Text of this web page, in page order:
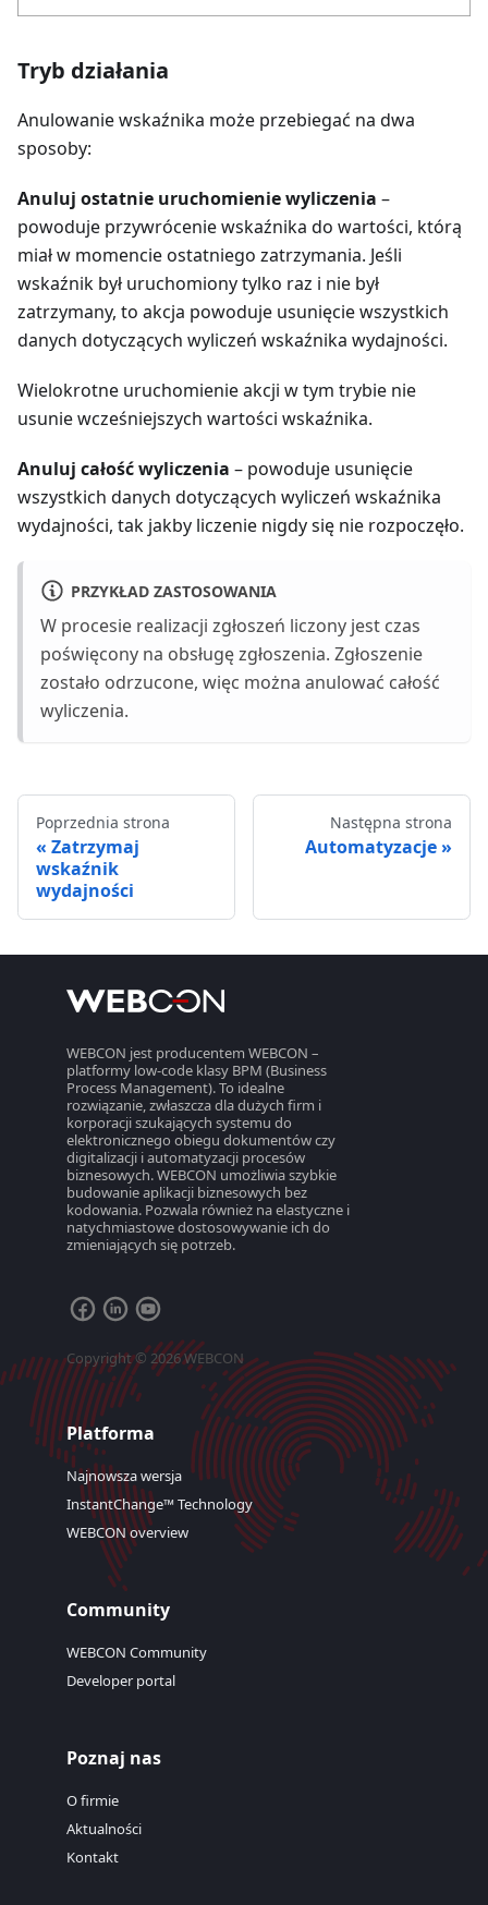
Tryb działania
Anulowanie wskaźnika może przebiegać na dwa
sposoby:
Anuluj ostatnie uruchomienie wyliczenia –
powoduje przywrócenie wskaźnika do wartości, którą
miał w momencie ostatniego zatrzymania. Jeśli
wskaźnik był uruchomiony tylko raz i nie był
zatrzymany, to akcja powoduje usunięcie wszystkich
danych dotyczących wyliczeń wskaźnika wydajności.
Wielokrotne uruchomienie akcji w tym trybie nie
usunie wcześniejszych wartości wskaźnika.
Anuluj całość wyliczenia – powoduje usunięcie
wszystkich danych dotyczących wyliczeń wskaźnika
wydajności, tak jakby liczenie nigdy się nie rozpoczęło.
PRZYKŁAD ZASTOSOWANIA
W procesie realizacji zgłoszeń liczony jest czas
poświęcony na obsługę zgłoszenia. Zgłoszenie
zostało odrzucone, więc można anulować całość
wyliczenia.
Poprzednia strona
Zatrzymaj
wskaźnik
wydajności
Następna strona
Automatyzacje
WEBCON jest producentem WEBCON –
platformy low-code klasy BPM (Business
Process Management). To idealne
rozwiązanie, zwłaszcza dla dużych firm i
korporacji szukających systemu do
elektronicznego obiegu dokumentów czy
digitalizacji i automatyzacji procesów
biznesowych. WEBCON umożliwia szybkie
budowanie aplikacji biznesowych bez
kodowania. Pozwala również na elastyczne i
natychmiastowe dostosowywanie ich do
zmieniających się potrzeb.
Copyright © 2026 WEBCON
Platforma
Najnowsza wersja
InstantChange™ Technology
WEBCON overview
Community
WEBCON Community
Developer portal
Poznaj nas
O firmie
Aktualności
Kontakt